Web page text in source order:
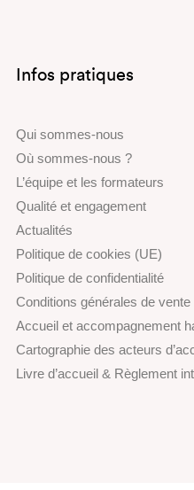
Infos pratiques
Qui sommes-nous
Où sommes-nous ?
L’équipe et les formateurs
Qualité et engagement
Actualités
Politique de cookies (UE)
Politique de confidentialité
Conditions générales de vente
Accueil et accompagnement
Cartographie des acteurs
Livre d’accueil & Règlement